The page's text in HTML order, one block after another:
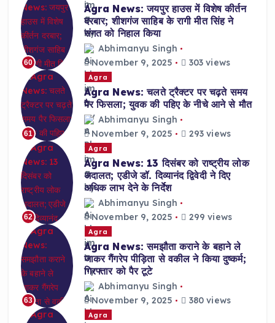
60
Agra News: जयपुर हाउस में विशेष कीर्तन
दरबार; शीशगंज साहिब के रागी मीत सिंह ने
संगत को निहाल किया
Abhimanyu Singh
November 9, 2025
303 views
61
Agra
Agra News: चलते ट्रैक्टर पर चढ़ते समय
पैर फिसला; युवक की पहिए के नीचे आने से मौत
Abhimanyu Singh
November 9, 2025
293 views
62
Agra
Agra News: 13 दिसंबर को राष्ट्रीय लोक
अदालत; एडीजे डॉ. दिव्यानंद द्विवेदी ने दिए
अधिक लाभ देने के निर्देश
Abhimanyu Singh
November 9, 2025
299 views
63
Agra
Agra News: समझौता कराने के बहाने ले
जाकर गैंगरेप पीड़िता से वकील ने किया दुष्कर्म;
गिरफ्तार को पैर टूटे
Abhimanyu Singh
November 9, 2025
380 views
Agra